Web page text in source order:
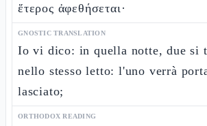
ἕτερος ἀφεθήσεται·
GNOSTIC TRANSLATION
Io vi dico: in quella notte, due si
nello stesso letto: l'uno verrà
lasciato;
ORTHODOX READING